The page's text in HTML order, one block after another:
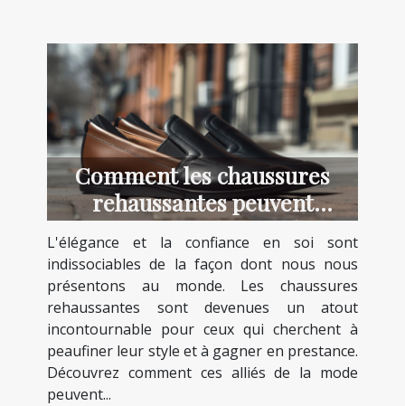
Comment les chaussures
rehaussantes peuvent
transformer votre style et
confiance
L'élégance et la confiance en soi sont
indissociables de la façon dont nous nous
présentons au monde. Les chaussures
rehaussantes sont devenues un atout
incontournable pour ceux qui cherchent à
peaufiner leur style et à gagner en prestance.
Découvrez comment ces alliés de la mode
peuvent...